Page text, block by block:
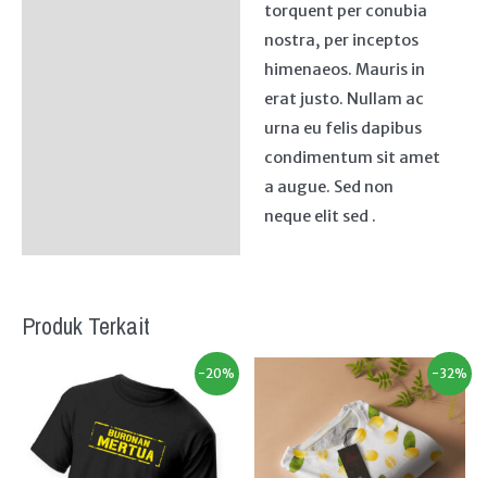
torquent per conubia
nostra, per inceptos
himenaeos. Mauris in
erat justo. Nullam ac
urna eu felis dapibus
condimentum sit amet
a augue. Sed non
neque elit sed .
Produk Terkait
-20% -32%